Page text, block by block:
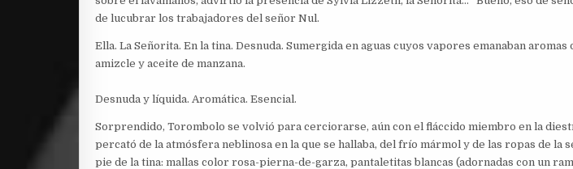
de lucubrar los trabajadores del señor Nul.
Ella. La Señorita. En la tina. Desnuda. Sumergida en aguas cuyos vapores emanaban aromas
amizcle y aceite de manzana.
Desnuda y líquida. Aromática. Esencial.
Sorprendido, Torombolo se volvió para cerciorarse, aún con el fláccido miembro en la
percató de la atmósfera neblinosa en la que se hallaba, del frío mármol y de las ropas de la
pie de la tina: mallas color rosa-pierna-de-garza, pantaletitas blancas (adornadas con un